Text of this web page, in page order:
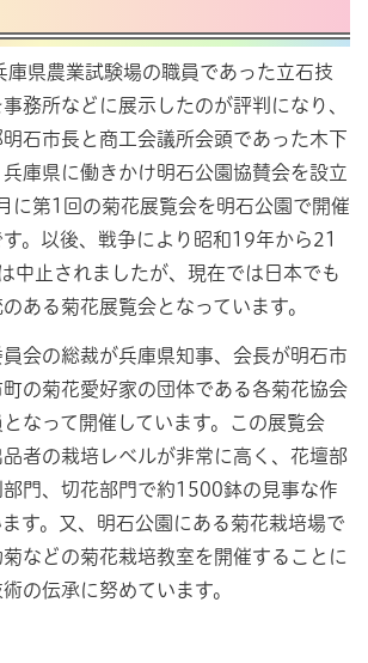
庫県農業試験場の職員であった立石技
務所などに展示したのが評判になり、
石市長と商工会議所会頭であった木下
庫県に働きかけ明石公園協賛会を設立
に第1回の菊花展覧会を明石公園で開催
。以後、戦争により昭和19年から21
中止されましたが、現在では日本でも
ある菊花展覧会となっています。
会の総裁が兵庫県知事、会長が明石市
の菊花愛好家の団体である各菊花協会
なって開催しています。この展覧会
者の栽培レベルが非常に高く、花壇部
部門、切花部門で約1500鉢の見事な作
す。又、明石公園にある菊花栽培場で
などの菊花栽培教室を開催することに
の伝承に努めています。